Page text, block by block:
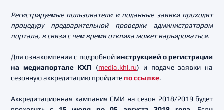
Регистрируемые пользователи и поданные заявки проходят
процедуру предварительной проверки администратором
портала, в связи с чем время отклика может варьироваться.
Для ознакомления с подробнойинструкцией о регистрации
на медиапортале КХЛ (media.khl.ru) и подаче заявки на
сезонную аккредитацию пройдитепо ссылке.
Аккредитационная кампания СМИ на сезон 2018/2019 будет